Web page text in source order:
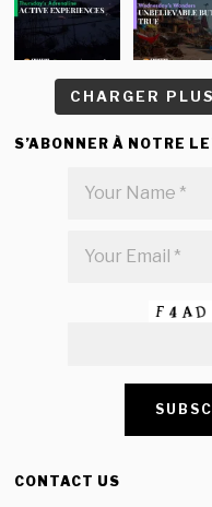
CHARGER PLUS
S’ABONNER À NOTRE
CONTACT US